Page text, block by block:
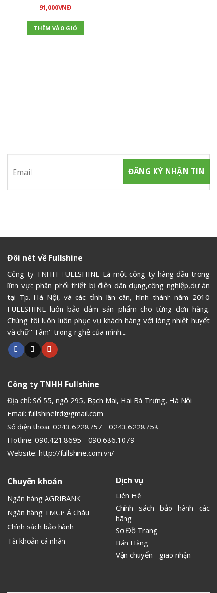
91,000VNĐ
THÊM VÀO GIỎ
Đôi nét về Fullshine
Công ty TNHH FULLSHINE Là một công ty hàng đầu trong
lĩnh vực phân phối thiết bị điện dân dụng,công nghiệp,dự án
tại Tp. Hà Nội, và các tỉnh lân cận, hình thành năm 2010
FULLSHINE luôn bảo đảm sản phẩm cho từng đơn hàng.
Chúng tôi luôn luôn phục vụ khách hàng với lòng nhiệt huyết
và chữ ''Tâm'' trong nghề của mình....
Công ty TNHH Fullshine
Địa chỉ: Số 55, ngõ 295, Bạch Mai, Hai Bà Trưng, Hà Nội
Email: fullshineltd@gmail.com
Số điện thoại: 0243.6228757 - 0243.6228758
Hotline: 090.421.8695 - 090.686.1079
Website: http://fullshine.com.vn/
Chuyển khoản
Ngân hàng AGRIBANK
Ngân hàng TMCP Á Châu
Chính sách bảo hành
Tài khoản cá nhân
Dịch vụ
Liên Hệ
Chính sách bảo hành các
hãng
Sơ Đồ Trang
Bán Hàng
Vận chuyển - giao nhận